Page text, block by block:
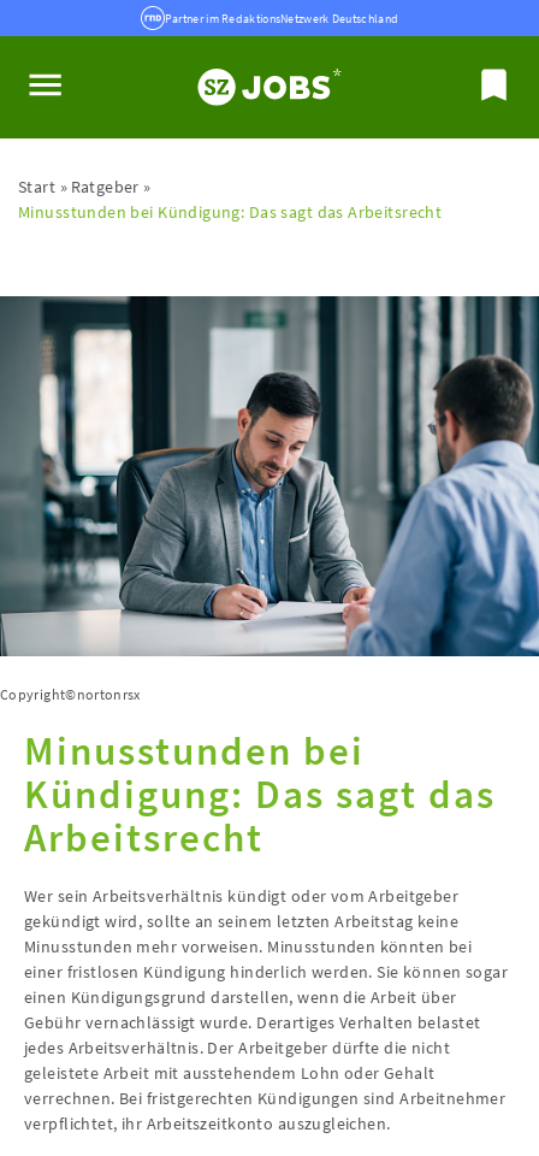
Partner im RedaktionsNetzwerk Deutschland
Start
Ratgeber
Minusstunden bei Kündigung: Das sagt das Arbeitsrecht
Copyright©nortonrsx
Minusstunden bei
Kündigung: Das sagt das
Arbeitsrecht
Wer sein Arbeitsverhältnis kündigt oder vom Arbeitgeber
gekündigt wird, sollte an seinem letzten Arbeitstag keine
Minusstunden mehr vorweisen. Minusstunden könnten bei
einer fristlosen Kündigung hinderlich werden. Sie können sogar
einen Kündigungsgrund darstellen, wenn die Arbeit über
Gebühr vernachlässigt wurde. Derartiges Verhalten belastet
jedes Arbeitsverhältnis. Der Arbeitgeber dürfte die nicht
geleistete Arbeit mit ausstehendem Lohn oder Gehalt
verrechnen. Bei fristgerechten Kündigungen sind Arbeitnehmer
verpflichtet, ihr Arbeitszeitkonto auszugleichen.